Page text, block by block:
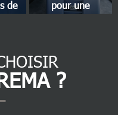
de
pour une
?